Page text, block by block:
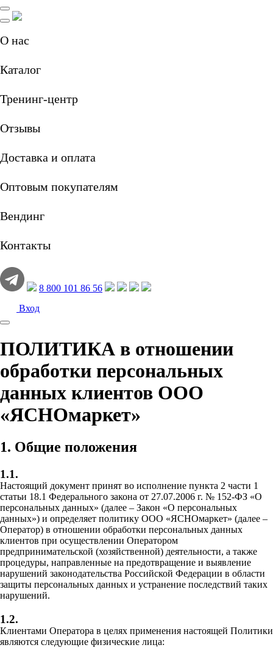
О нас
Каталог
Тренинг-центр
Отзывы
Доставка и оплата
Оптовым покупателям
Вендинг
Контакты
8 800 101 86 56
Вход
ПОЛИТИКА в отношении
обработки персональных
данных клиентов ООО
«ЯСНОмаркет»
1. Общие положения
1.1.
Настоящий документ принят во исполнение пункта 2 части 1
статьи 18.1 Федерального закона от 27.07.2006 г. № 152-ФЗ «О
персональных данных» (далее – Закон «О персональных
данных») и определяет политику ООО «ЯСНОмаркет» (далее –
Оператор) в отношении обработки персональных данных
клиентов при осуществлении Оператором
предпринимательской (хозяйственной) деятельности, а также
процедуры, направленные на предотвращение и выявление
нарушений законодательства Российской Федерации в области
защиты персональных данных и устранение последствий таких
нарушений.
1.2.
Клиентами Оператора в целях применения настоящей Политики
являются следующие физические лица: